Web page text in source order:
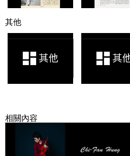
其他
相關內容